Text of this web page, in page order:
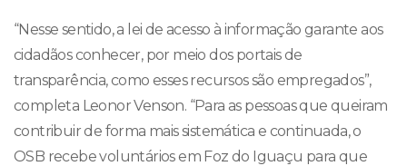
“Nesse sentido, a lei de acesso à informação garante aos
cidadãos conhecer, por meio dos portais de
transparência, como esses recursos são empregados”,
completa Leonor Venson. “Para as pessoas que queiram
contribuir de forma mais sistemática e continuada, o
OSB recebe voluntários em Foz do Iguaçu para que